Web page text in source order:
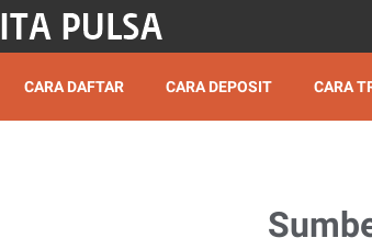
CARA DAFTAR CARA DEPOSIT CARA